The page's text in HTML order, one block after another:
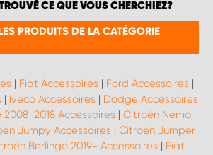
CE QUE VOUS CHERCHIEZ?
PRODUITS DE LA CATÉGORIE
| Fiat Accessoires | Ford Accessoires |
| Iveco Accessoires | Dodge Accessoires
2018 Accessoires | Citroën Nemo
Jumpy Accessoires | Citroën Jumper
Berlingo 2019- Accessoires | Fiat